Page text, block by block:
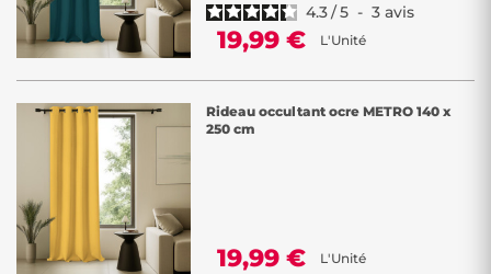
4.3/5 - 3 avis
19,99 € L'Unité
Rideau occultant ocre METRO 140 x
250 cm
19,99 € L'Unité